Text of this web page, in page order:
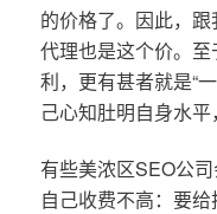
的价格了。因此，跟
代理也是这个价。
利，更有甚者就是“
己心知肚明自身水平
有些美浓区SEO公
自己收费不高：要给